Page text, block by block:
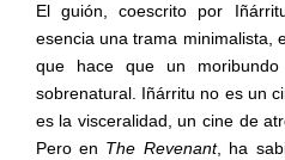
El guión, coescrito por
esencia una trama minimalista,
que hace que un
sobrenatural. Iñárritu no es un
es la visceralidad, un cine de
Pero en The Revenant, ha